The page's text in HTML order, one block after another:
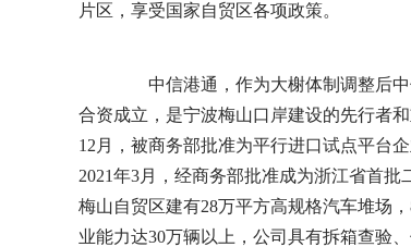
片区，享受国家自贸区各项政策。
中信港通，作为大榭体制调整后中
合资成立，是宁波梅山口岸建设的先行者
12月，被商务部批准为平行进口试点平台
2021年3月，经商务部批准成为浙江省首
梅山自贸区建有28万平方高规格汽车堆场
业能力达30万辆以上，公司具有拆箱查验